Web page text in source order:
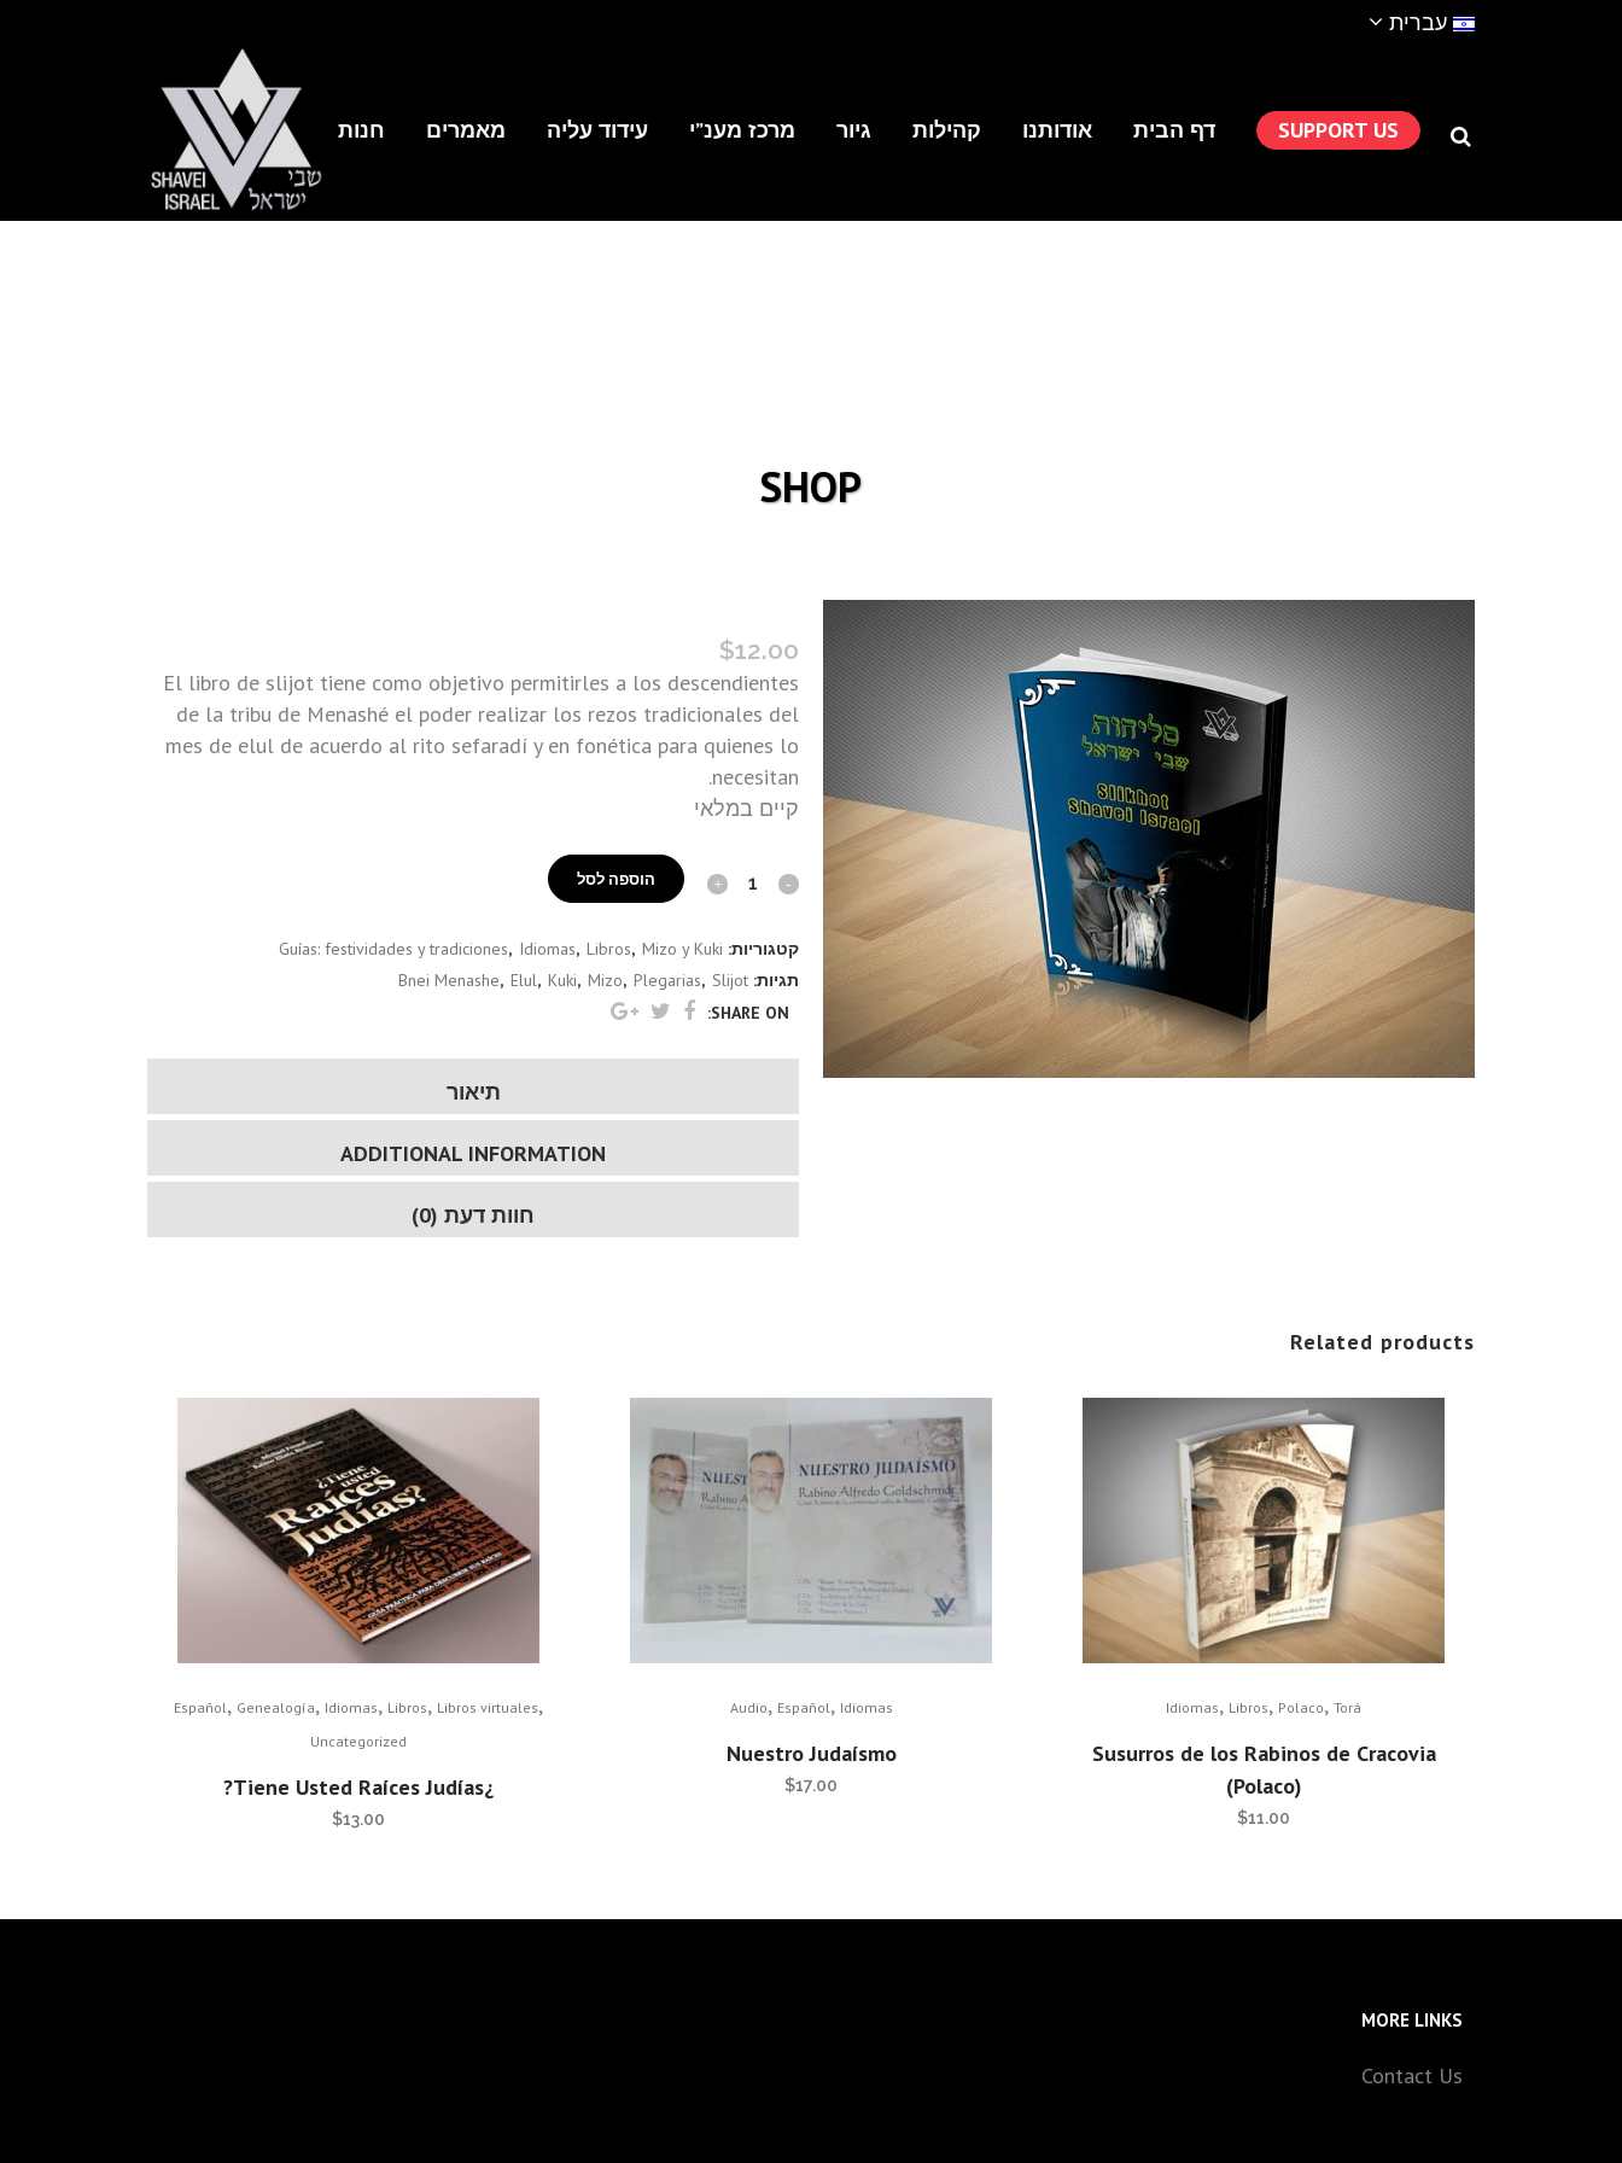
עברית
SUPPORT US דף הבית אודותנו קהילות גיור מרכז מענ”י עידוד עליה מאמרים חנות
SHOP
$12.00
El libro de slijot tiene como objetivo permitirles a los descendientes
de la tribu de Menashé el poder realizar los rezos tradicionales del
mes de elul de acuerdo al rito sefaradí y en fonética para quienes lo
necesitan.
קיים במלאי
Slijot
Kuki)
quantity
הוספה לסל
קטגוריות: Guías: festividades y tradiciones, Idiomas, Libros, Mizo y Kuki
תגיות:
Bnei Menashe, Elul, Kuki, Mizo, Plegarias, Slijot
SHARE ON:
תיאור
ADDITIONAL INFORMATION
חוות דעת (0)
Related products
Idiomas, Libros, Polaco, Torá
Susurros de los Rabinos de Cracovia
(Polaco)
$11.00
Audio, Español, Idiomas
Nuestro Judaísmo
$17.00
Español, Genealogía, Idiomas, Libros, Libros virtuales,
Uncategorized
¿Tiene Usted Raíces Judías?
$13.00
MORE LINKS
Contact Us